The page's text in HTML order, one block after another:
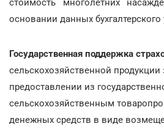
стоимость многолетних
основании данных бухгалтерского
Государственная поддержка
сельскохозяйственной продукции
предоставлении из
сельскохозяйственным
денежных средств в виде